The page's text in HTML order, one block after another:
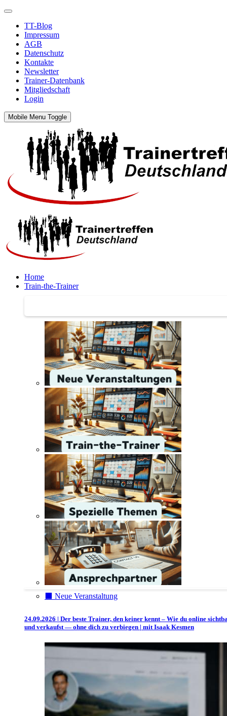
TT-Blog
Impressum
AGB
Datenschutz
Kontakte
Newsletter
Trainer-Datenbank
Mitgliedschaft
Login
Mobile Menu Toggle
Home
Train-the-Trainer
⬛️ Neue Veranstaltung
24.09.2026 | Der beste Trainer, den keiner kennt – Wie du online
und verkaufst — ohne dich zu verbiegen | mit Isaak Kesmen